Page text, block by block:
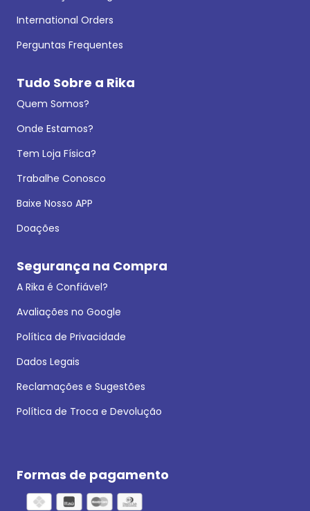
International Orders
Perguntas Frequentes
Tudo Sobre a Rika
Quem Somos?
Onde Estamos?
Tem Loja Física?
Trabalhe Conosco
Baixe Nosso APP
Doações
Segurança na Compra
A Rika é Confiável?
Avaliações no Google
Política de Privacidade
Dados Legais
Reclamações e Sugestões
Política de Troca e Devolução
Formas de pagamento